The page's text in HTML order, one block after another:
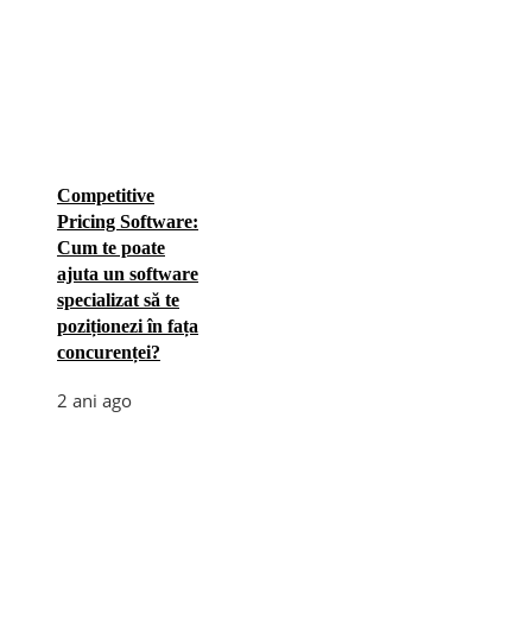
Competitive
Pricing Software:
Cum te poate
ajuta un software
specializat să te
poziționezi în fața
concurenței?
2 ani ago